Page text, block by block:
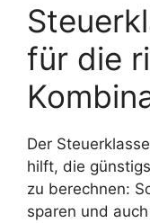
für die
Der
hilft, die
zu berechnen:
sparen und